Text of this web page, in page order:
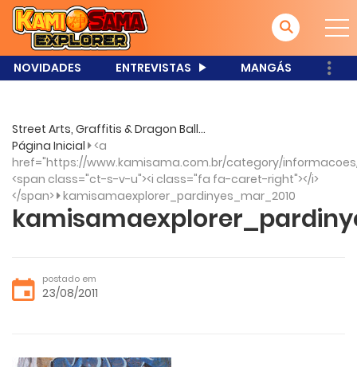
NOVIDADES ENTREVISTAS MANGÁS
Street Arts, Graffitis & Dragon Ball...
Página Inicial <a
href="https://www.kamisama.com.br/category/informacoes/
<span class="ct-s-v-u"><i class="fa fa-caret-right"></i>
</span> kamisamaexplorer_pardinyes_mar_2010
postado em
23/08/2011